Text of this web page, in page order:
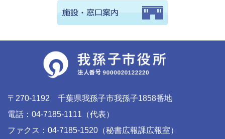
〒270-1192 千葉県我孫子市我孫子1858番地
電話：04-7185-1111（代表）
ファクス：04-7185-1520（秘書広報課広報室）